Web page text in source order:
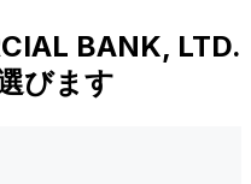
BANK, LTD.
びます